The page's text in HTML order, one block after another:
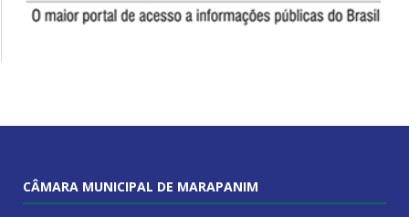
CÂMARA MUNICIPAL DE MARAPANIM